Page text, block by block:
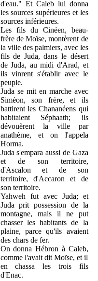
d'eau." Et Caleb lui donna
les sources supérieures et les
sources inférieures.
Les fils du Cinéen, beau-
frère de Moïse, montèrent de
la ville des palmiers, avec les
fils de Juda, dans le désert
de Juda, au midi d'Arad, et
ils vinrent s'établir avec le
peuple.
Juda se mit en marche avec
Siméon, son frère, et ils
battirent les Chananéens qui
habitaient Séphaath; ils
dévouèrent la ville par
anathème, et on l'appela
Horma.
Juda s'empara aussi de Gaza
et de son territoire,
d'Ascalon et de son
territoire, d'Accaron et de
son territoire.
Yahweh fut avec Juda; et
Juda prit possession de la
montagne, mais il ne put
chasser les habitants de la
plaine, parce qu'ils avaient
des chars de fer.
On donna Hébron à Caleb,
comme l'avait dit Moïse, et il
en chassa les trois fils
d'Enac.